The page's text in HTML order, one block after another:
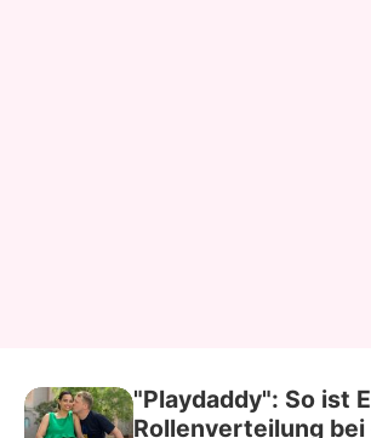
"Playdaddy": So ist
Rollenverteilung